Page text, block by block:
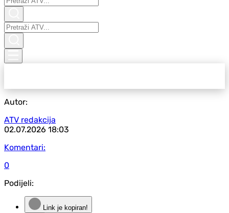
Autor:
ATV redakcija
02.07.2026 18:03
Komentari:
0
Podijeli:
Link je kopiran!